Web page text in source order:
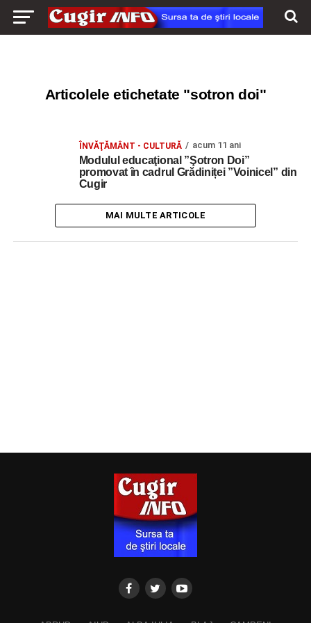
Articolele etichetate "sotron doi"
ÎNVĂŢĂMÂNT - CULTURĂ acum 11 ani
Modulul educaţional ”Şotron Doi”
promovat în cadrul Grădiniței ”Voinicel” din
Cugir
MAI MULTE ARTICOLE